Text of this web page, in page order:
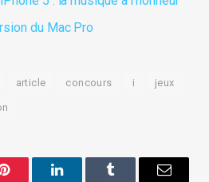
du Mac Pro
article concours i jeux